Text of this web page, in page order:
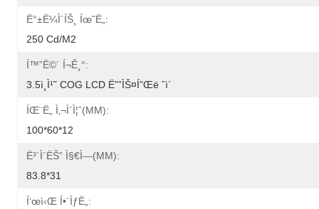
Ë°±ë¼ì´íŠ¸ Íœ˜ë„:
250 Cd/m2
Í™”ë©´ Í¬ê¸°:
3.5ì¸ì¹˜ COG LCD Ë””ìŠ¤í”Œë ˆì´
ÍŒ¨ë„ Ì‚¬ì´ì¦ˆ(MM):
100*60*12
Ë³´ì´ëŠ” Ì§€ì—­(MM):
83.8*31
Í‘œì‹œ Í•´ìƒë„: